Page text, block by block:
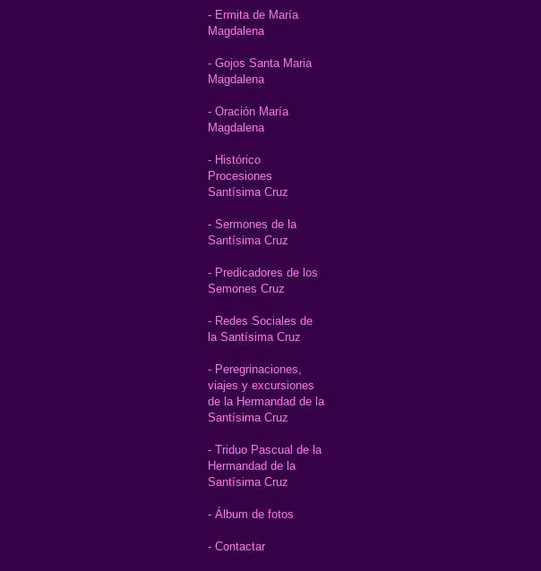
- Ermita de María
Magdalena
- Gojos Santa Maria
Magdalena
- Oración María
Magdalena
- Histórico
Procesiones
Santísima Cruz
- Sermones de la
Santísima Cruz
- Predicadores de los
Semones Cruz
- Redes Sociales de
la Santísima Cruz
- Peregrinaciones,
viajes y excursiones
de la Hermandad de la
Santísima Cruz
- Triduo Pascual de la
Hermandad de la
Santísima Cruz
- Álbum de fotos
- Contactar